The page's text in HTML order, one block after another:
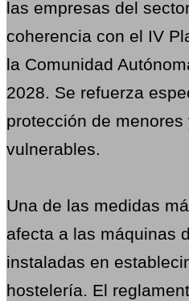
las empresas del
coherencia con el IV
la Comunidad
2028. Se refuerza
protección de
vulnerables.
Una de las medidas
afecta a las máquinas
instaladas en
hostelería. El